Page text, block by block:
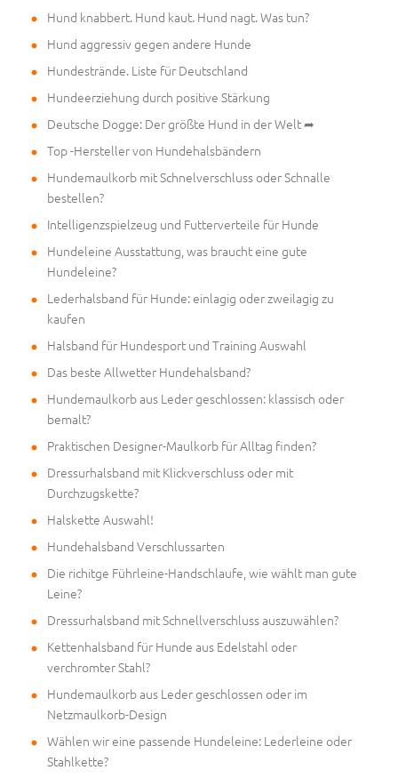
Hund knabbert. Hund kaut. Hund nagt. Was tun?
Hund aggressiv gegen andere Hunde
Hundestrände. Liste für Deutschland
Hundeerziehung durch positive Stärkung
Deutsche Dogge: Der größte Hund in der Welt ➦
Top -Hersteller von Hundehalsbändern
Hundemaulkorb mit Schnelverschluss oder Schnalle
bestellen?
Intelligenzspielzeug und Futterverteile für Hunde
Hundeleine Ausstattung, was braucht eine gute
Hundeleine?
Lederhalsband für Hunde: einlagig oder zweilagig zu
kaufen
Halsband für Hundesport und Training Auswahl
Das beste Allwetter Hundehalsband?
Hundemaulkorb aus Leder geschlossen: klassisch oder
bemalt?
Praktischen Designer-Maulkorb für Alltag finden?
Dressurhalsband mit Klickverschluss oder mit
Durchzugskette?
Halskette Auswahl!
Hundehalsband Verschlussarten
Die richitge Führleine-Handschlaufe, wie wählt man gute
Leine?
Dressurhalsband mit Schnellverschluss auszuwählen?
Kettenhalsband für Hunde aus Edelstahl oder
verchromter Stahl?
Hundemaulkorb aus Leder geschlossen oder im
Netzmaulkorb-Design
Wählen wir eine passende Hundeleine: Lederleine oder
Stahlkette?